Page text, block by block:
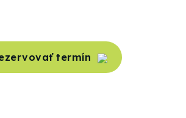
termín